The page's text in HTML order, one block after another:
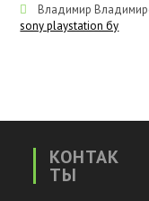
Владимир
sony playstation бу
КОНТАК
ТЫ